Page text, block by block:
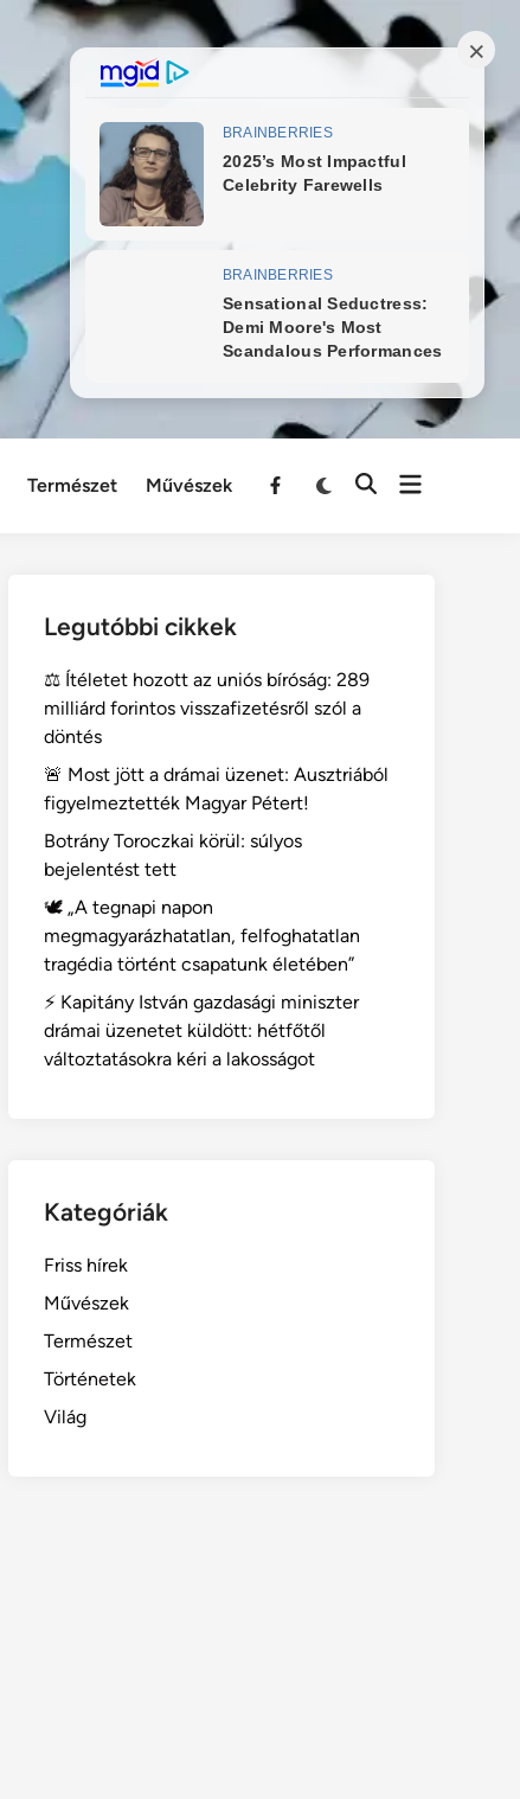
Természet Művészek
Menu
Legutóbbi cikkek
⚖️ Ítéletet hozott az uniós bíróság: 289
milliárd forintos visszafizetésről szól a
döntés
🚨 Most jött a drámai üzenet: Ausztriából
figyelmeztették Magyar Pétert!
Botrány Toroczkai körül: súlyos
bejelentést tett
🕊️ „A tegnapi napon
megmagyarázhatatlan, felfoghatatlan
tragédia történt csapatunk életében”
⚡ Kapitány István gazdasági miniszter
drámai üzenetet küldött: hétfőtől
változtatásokra kéri a lakosságot
Kategóriák
Friss hírek
Művészek
Természet
Történetek
Világ